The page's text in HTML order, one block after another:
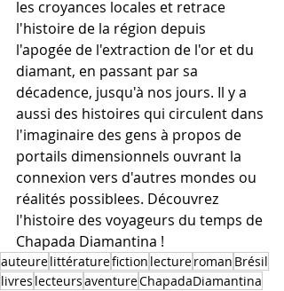
les croyances locales et retrace
l'histoire de la région depuis
l'apogée de l'extraction de l'or et du
diamant, en passant par sa
décadence, jusqu'à nos jours. Il y a
aussi des histoires qui circulent dans
l'imaginaire des gens à propos de
portails dimensionnels ouvrant la
connexion vers d'autres mondes ou
réalités possiblees. Découvrez
l'histoire des voyageurs du temps de
Chapada Diamantina !
auteurelittératurefiction lectureroman Brésil
livres lecteursaventureChapadaDiamantina